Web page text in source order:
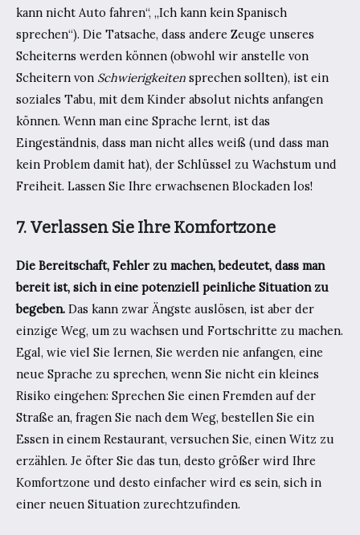
kann nicht Auto fahren“, „Ich kann kein Spanisch
sprechen“). Die Tatsache, dass andere Zeuge unseres
Scheiterns werden können (obwohl wir anstelle von
Scheitern von Schwierigkeiten sprechen sollten), ist ein
soziales Tabu, mit dem Kinder absolut nichts anfangen
können. Wenn man eine Sprache lernt, ist das
Eingeständnis, dass man nicht alles weiß (und dass man
kein Problem damit hat), der Schlüssel zu Wachstum und
Freiheit. Lassen Sie Ihre erwachsenen Blockaden los!
7. Verlassen Sie Ihre Komfortzone
Die Bereitschaft, Fehler zu machen, bedeutet, dass man
bereit ist, sich in eine potenziell peinliche Situation zu
begeben. Das kann zwar Ängste auslösen, ist aber der
einzige Weg, um zu wachsen und Fortschritte zu machen.
Egal, wie viel Sie lernen, Sie werden nie anfangen, eine
neue Sprache zu sprechen, wenn Sie nicht ein kleines
Risiko eingehen: Sprechen Sie einen Fremden auf der
Straße an, fragen Sie nach dem Weg, bestellen Sie ein
Essen in einem Restaurant, versuchen Sie, einen Witz zu
erzählen. Je öfter Sie das tun, desto größer wird Ihre
Komfortzone und desto einfacher wird es sein, sich in
einer neuen Situation zurechtzufinden.